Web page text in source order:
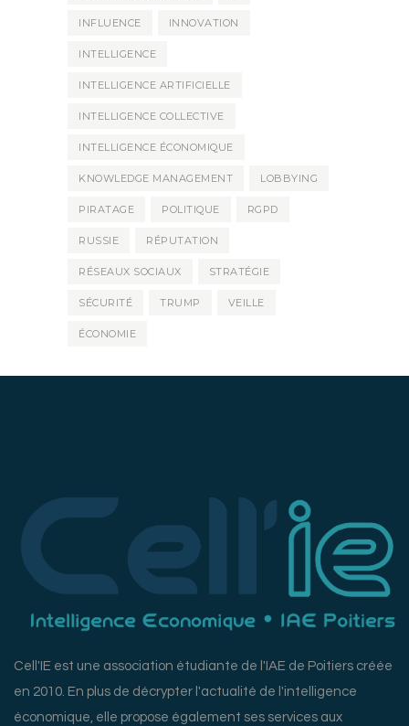
INFLUENCE INNOVATION
INTELLIGENCE
INTELLIGENCE ARTIFICIELLE
INTELLIGENCE COLLECTIVE
INTELLIGENCE ÉCONOMIQUE
KNOWLEDGE MANAGEMENT LOBBYING
PIRATAGE POLITIQUE RGPD
RUSSIE RÉPUTATION
RÉSEAUX SOCIAUX STRATÉGIE
SÉCURITÉ TRUMP VEILLE
ÉCONOMIE
Cell'IE est une association étudiante de l'IAE de Poitiers créée
en 2010. En plus de décrypter l'actualité de l'intelligence
économique, elle propose également ses services aux